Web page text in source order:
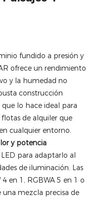
fundido a presión y
ofrece un rendimiento
y la humedad no
construcción
lo hace ideal para
de alquiler que
cualquier entorno.
y potencia
para adaptarlo al
de iluminación. Las
en 1, RGBWA 5 en 1 o
una mezcla precisa de